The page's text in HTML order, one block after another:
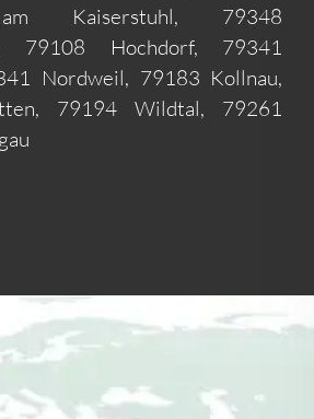
Kaiserstuhl, 79348
79108 Hochdorf, 79341
Nordweil, 79183 Kollnau,
79194 Wildtal, 79261